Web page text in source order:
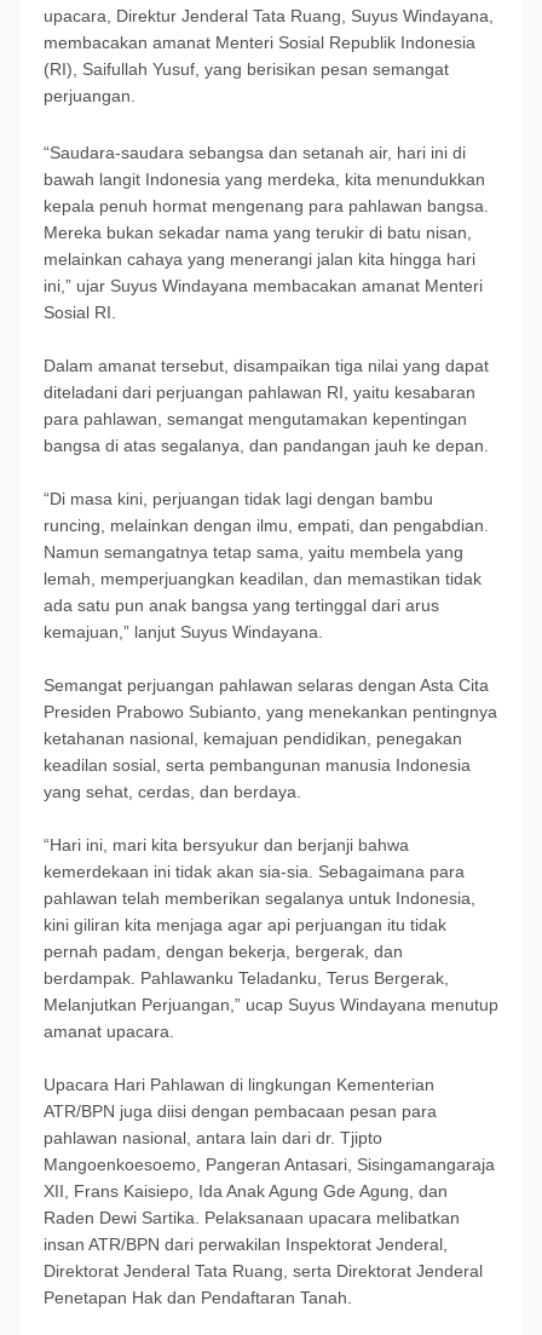
upacara, Direktur Jenderal Tata Ruang, Suyus Windayana,
membacakan amanat Menteri Sosial Republik Indonesia
(RI), Saifullah Yusuf, yang berisikan pesan semangat
perjuangan.
“Saudara-saudara sebangsa dan setanah air, hari ini di
bawah langit Indonesia yang merdeka, kita menundukkan
kepala penuh hormat mengenang para pahlawan bangsa.
Mereka bukan sekadar nama yang terukir di batu nisan,
melainkan cahaya yang menerangi jalan kita hingga hari
ini,” ujar Suyus Windayana membacakan amanat Menteri
Sosial RI.
Dalam amanat tersebut, disampaikan tiga nilai yang dapat
diteladani dari perjuangan pahlawan RI, yaitu kesabaran
para pahlawan, semangat mengutamakan kepentingan
bangsa di atas segalanya, dan pandangan jauh ke depan.
“Di masa kini, perjuangan tidak lagi dengan bambu
runcing, melainkan dengan ilmu, empati, dan pengabdian.
Namun semangatnya tetap sama, yaitu membela yang
lemah, memperjuangkan keadilan, dan memastikan tidak
ada satu pun anak bangsa yang tertinggal dari arus
kemajuan,” lanjut Suyus Windayana.
Semangat perjuangan pahlawan selaras dengan Asta Cita
Presiden Prabowo Subianto, yang menekankan pentingnya
ketahanan nasional, kemajuan pendidikan, penegakan
keadilan sosial, serta pembangunan manusia Indonesia
yang sehat, cerdas, dan berdaya.
“Hari ini, mari kita bersyukur dan berjanji bahwa
kemerdekaan ini tidak akan sia-sia. Sebagaimana para
pahlawan telah memberikan segalanya untuk Indonesia,
kini giliran kita menjaga agar api perjuangan itu tidak
pernah padam, dengan bekerja, bergerak, dan
berdampak. Pahlawanku Teladanku, Terus Bergerak,
Melanjutkan Perjuangan,” ucap Suyus Windayana menutup
amanat upacara.
Upacara Hari Pahlawan di lingkungan Kementerian
ATR/BPN juga diisi dengan pembacaan pesan para
pahlawan nasional, antara lain dari dr. Tjipto
Mangoenkoesoemo, Pangeran Antasari, Sisingamangaraja
XII, Frans Kaisiepo, Ida Anak Agung Gde Agung, dan
Raden Dewi Sartika. Pelaksanaan upacara melibatkan
insan ATR/BPN dari perwakilan Inspektorat Jenderal,
Direktorat Jenderal Tata Ruang, serta Direktorat Jenderal
Penetapan Hak dan Pendaftaran Tanah.